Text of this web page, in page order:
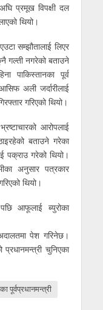
प्रमूख विपक्षी दल
थियो।
सम्झौतालाई लिएर
गल्ती नगरेको बताउने
पाकिस्तानका पूर्व
अली जर्दारीलाई
गरिएको थियो।
आरोपलाई
बताउने गरेका
पक्राउ गरेको थियो।
अनुसार पत्रकार
थियो।
आफूलाई ब्युरोका
पेश गरिनेछ।
चुनिएका
पूर्वप्रधानमन्त्री